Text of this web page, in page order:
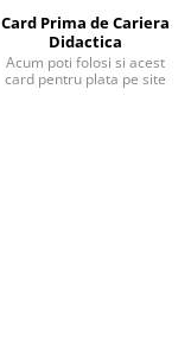
Card Prima de Cariera
Didactica
Acum poti folosi si acest
card pentru plata pe site